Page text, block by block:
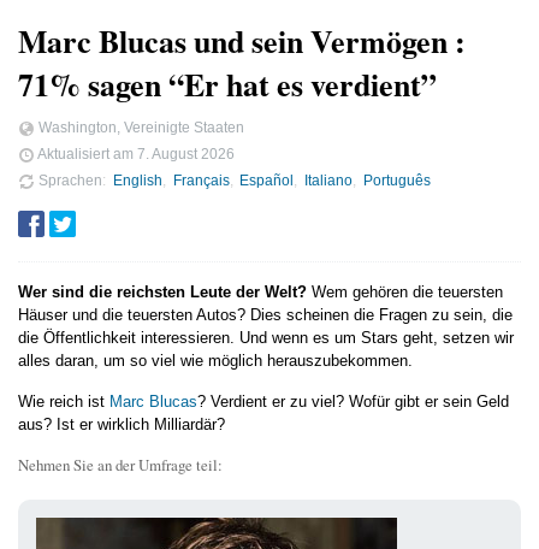
Marc Blucas und sein Vermögen :
71% sagen “Er hat es verdient”
Washington, Vereinigte Staaten
Aktualisiert am 7. August 2026
Sprachen
English Français Español Italiano Português
Wer sind die reichsten Leute der Welt? Wem gehören die teuersten
Häuser und die teuersten Autos? Dies scheinen die Fragen zu sein, die
die Öffentlichkeit interessieren. Und wenn es um Stars geht, setzen wir
alles daran, um so viel wie möglich herauszubekommen.
Wie reich ist Marc Blucas? Verdient er zu viel? Wofür gibt er sein Geld
aus? Ist er wirklich Milliardär?
Nehmen Sie an der Umfrage teil: